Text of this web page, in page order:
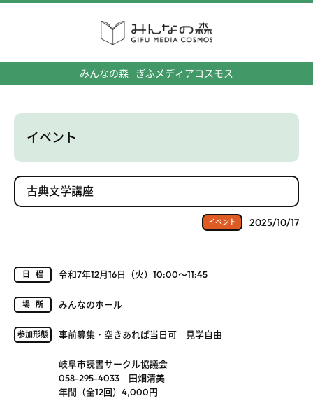
みんなの森 ぎふメディアコスモス
イベント
古典文学講座
イベント 2025/10/17
日程 令和7年12月16日（火）10:00～11:45
場所 みんなのホール
参加形態 事前募集・空きあれば当日可 見学自由
岐阜市読書サークル協議会
058-295-4033 田畑清美
年間（全12回）4,000円